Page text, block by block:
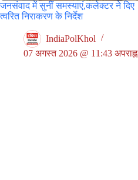
जनसंवाद में सुनीं समस्याएं,कलेक्टर ने दिए
त्वरित निराकरण के निर्देश
IndiaPolKhol
07 अगस्त 2026 @ 11:43 अपराह्न